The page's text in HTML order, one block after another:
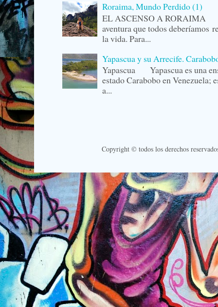
Roraima, Mundo Perdido (1)
EL ASCENSO A RORAIMA
aventura que todos deberíamos
la vida. Para...
Yapascua y su Arrecife.
Yapascua Yapascua es una
estado Carabobo en Venezuela;
a...
Copyright © todos los derechos